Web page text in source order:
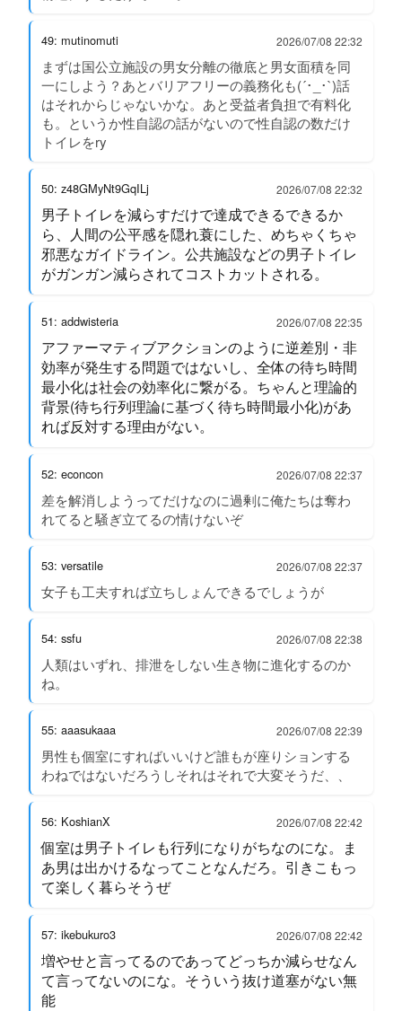
49: mutinomuti 2026/07/08 22:32
まずは国公立施設の男女分離の徹底と男女面積を同
一にしよう？あとバリアフリーの義務化も(´･_･`)話
はそれからじゃないかな。あと受益者負担で有料化
も。というか性自認の話がないので性自認の数だけ
トイレをry
50: z48GMyNt9GqILj 2026/07/08 22:32
男子トイレを減らすだけで達成できるできるか
ら、人間の公平感を隠れ蓑にした、めちゃくちゃ
邪悪なガイドライン。公共施設などの男子トイレ
がガンガン減らされてコストカットされる。
51: addwisteria 2026/07/08 22:35
アファーマティブアクションのように逆差別・非
効率が発生する問題ではないし、全体の待ち時間
最小化は社会の効率化に繋がる。ちゃんと理論的
背景(待ち行列理論に基づく待ち時間最小化)があ
れば反対する理由がない。
52: econcon 2026/07/08 22:37
差を解消しようってだけなのに過剰に俺たちは奪わ
れてると騒ぎ立てるの情けないぞ
53: versatile 2026/07/08 22:37
女子も工夫すれば立ちしょんできるでしょうが
54: ssfu 2026/07/08 22:38
人類はいずれ、排泄をしない生き物に進化するのか
ね。
55: aaasukaaa 2026/07/08 22:39
男性も個室にすればいいけど誰もが座りションする
わねではないだろうしそれはそれで大変そうだ、、
56: KoshianX 2026/07/08 22:42
個室は男子トイレも行列になりがちなのにな。ま
あ男は出かけるなってことなんだろ。引きこもっ
て楽しく暮らそうぜ
57: ikebukuro3 2026/07/08 22:42
増やせと言ってるのであってどっちか減らせなん
て言ってないのにな。そういう抜け道塞がない無
能